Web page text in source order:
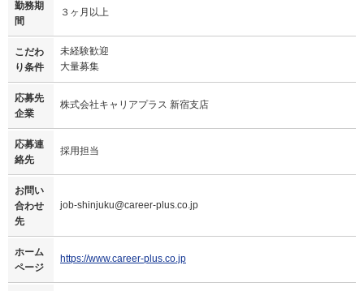
勤務期
間
３ヶ月以上
こだわ
り条件
未経験歓迎
大量募集
応募先
企業
株式会社キャリアプラス 新宿支店
応募連
絡先
採用担当
お問い
合わせ
先
job-shinjuku@career-plus.co.jp
ホーム
ページ
https://www.career-plus.co.jp